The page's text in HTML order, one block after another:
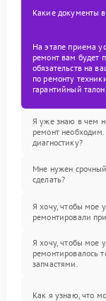
Какие документы
На этапе приема
ремонт вам будет
обязательств на
по ремонту
гарантийный талон.
Я уже знаю в чем
ремонт
диагностику?
Мне нужен
сделать?
Я хочу, чтобы мое
ремонтировали
Я хочу, чтобы мое
ремонтировалось
запчастями.
Как я узнаю, что